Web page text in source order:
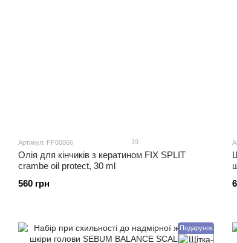
Артикул: FF00066 19
Олія для кінчиків з кератином FIX SPLIT
crambe oil protect, 30 ml
560 грн
Подарунок